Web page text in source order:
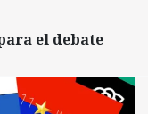
el debate